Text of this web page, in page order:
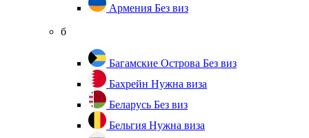
Армения Без виз
б
Багамские Острова Без виз
Бахрейн Нужна виза
Беларусь Без виз
Бельгия Нужна виза